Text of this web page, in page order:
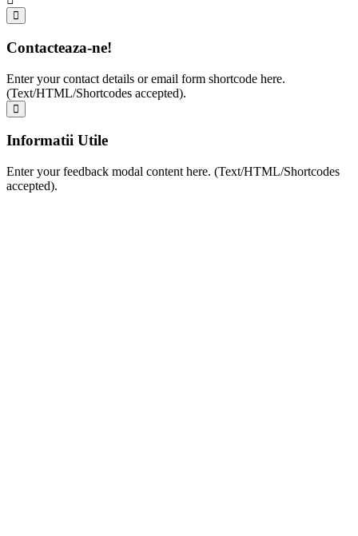
Contacteaza-ne!
Enter your contact details or email form shortcode here.
(Text/HTML/Shortcodes accepted).
Informatii Utile
Enter your feedback modal content here. (Text/HTML/Shortcodes
accepted).